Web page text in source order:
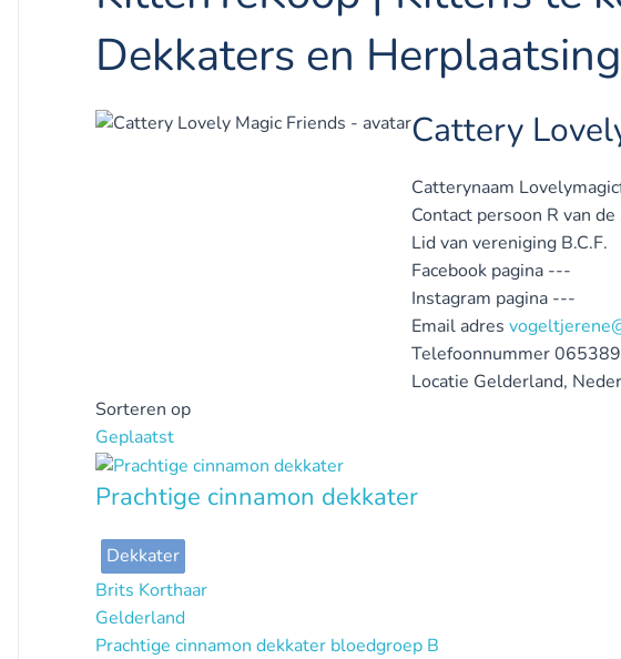
Dekkaters en
Cattery
Catterynaam
Contact persoon R van de
Lid van vereniging B.C.F.
Facebook pagina ---
Instagram pagina ---
Email adres
Telefoonnummer
Locatie Gelderland,
Sorteren op
Geplaatst
Prachtige cinnamon dekkater
Dekkater
Brits Korthaar
Gelderland
Prachtige cinnamon dekkater bloedgroep B